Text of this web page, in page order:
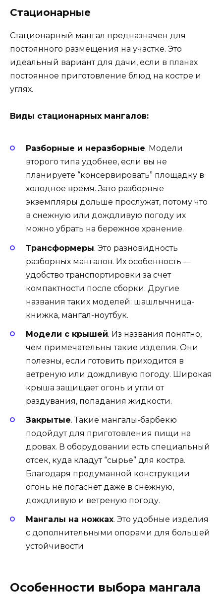
Стационарные
Стационарный мангал предназначен для
постоянного размещения на участке. Это
идеальный вариант для дачи, если в планах
постоянное приготовление блюд на костре и
углях.
Виды стационарных мангалов:
Разборные и неразборные. Модели
второго типа удобнее, если вы не
планируете “консервировать” площадку в
холодное время. Зато разборные
экземпляры дольше прослужат, потому что
в снежную или дождливую погоду их
можно убрать на бережное хранение.
Трансформеры. Это разновидность
разборных мангалов. Их особенность —
удобство транспортировки за счет
компактности после сборки. Другие
названия таких моделей: шашлычница-
книжка, мангал-ноутбук.
Модели с крышей. Из названия понятно,
чем примечательны такие изделия. Они
полезны, если готовить приходится в
ветреную или дождливую погоду. Широкая
крыша защищает огонь и угли от
раздувания, попадания жидкости.
Закрытые. Такие мангалы-барбекю
подойдут для приготовления пищи на
дровах. В оборудовании есть специальный
отсек, куда кладут “сырье” для костра.
Благодаря продуманной конструкции
огонь не погаснет даже в снежную,
дождливую и ветреную погоду.
Мангалы на ножках. Это удобные изделия
с дополнительными опорами для большей
устойчивости
Особенности выбора мангала